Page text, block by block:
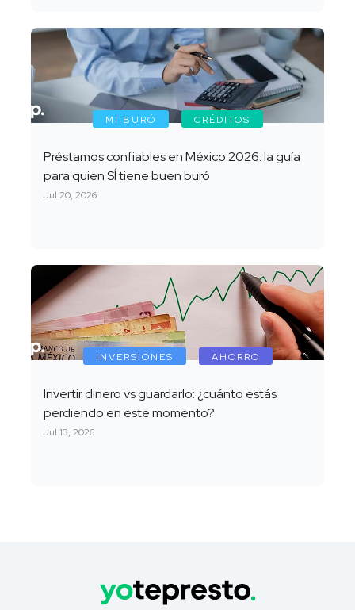
MI BURÓ CRÉDITOS
Préstamos confiables en México 2026: la guía
para quien SÍ tiene buen buró
Jul 20, 2026
INVERSIONES AHORRO
Invertir dinero vs guardarlo: ¿cuánto estás
perdiendo en este momento?
Jul 13, 2026